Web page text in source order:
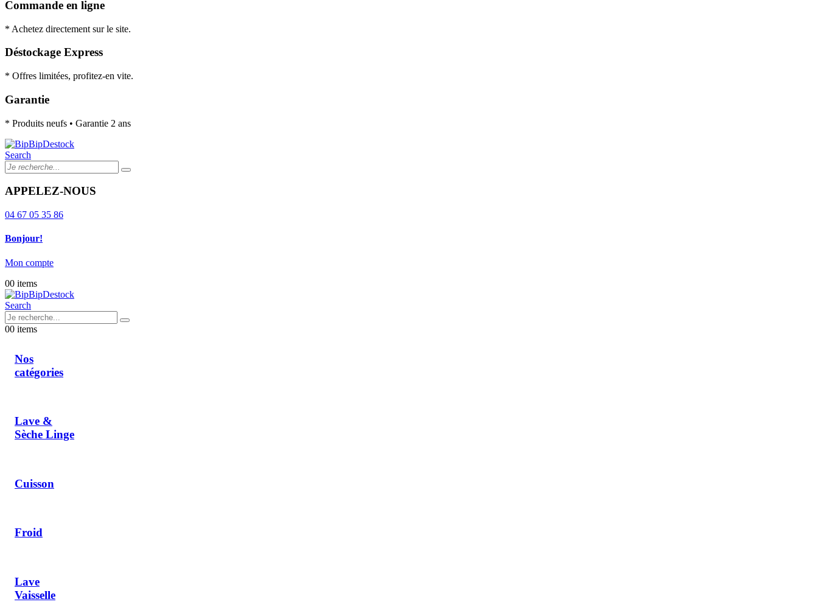
Commande en ligne
* Achetez directement sur le site.
Déstockage Express
* Offres limitées, profitez-en vite.
Garantie
* Produits neufs • Garantie 2 ans
Search
APPELEZ-NOUS
04 67 05 35 86
Bonjour!
Mon compte
00 items
Search
00 items
Nos
catégories
Lave &
Sèche Linge
Cuisson
Froid
Lave
Vaisselle